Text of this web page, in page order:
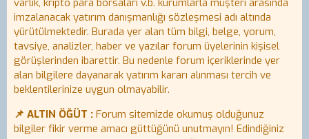
varlık, kripto para borsaları v.b. kurumlarla müşteri arasında
imzalanacak yatırım danışmanlığı sözleşmesi adı altında
yürütülmektedir. Burada yer alan tüm bilgi, belge, yorum,
tavsiye, analizler, haber ve yazılar forum üyelerinin kişisel
görüşlerinden ibarettir. Bu nedenle forum içeriklerinde yer
alan bilgilere dayanarak yatırım kararı alınması tercih ve
beklentilerinize uygun olmayabilir.
📌 ALTIN ÖĞÜT : Forum sitemizde okumuş olduğunuz
bilgiler fikir verme amacı güttüğünü unutmayın! Edindiğiniz